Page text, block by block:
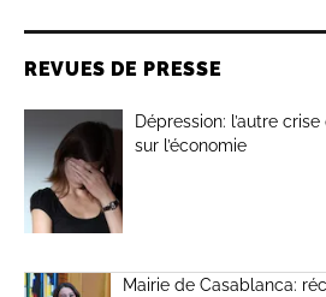
REVUES DE PRESSE
Dépression: l’autre
sur l’économie
Mairie de Casablanca: